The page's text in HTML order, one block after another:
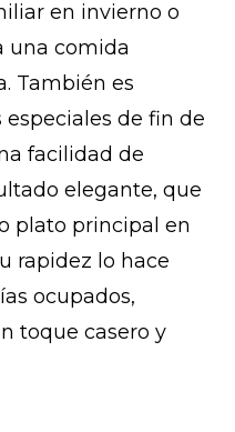
en invierno o
una comida
También es
de fin de
facilidad de
elegante, que
plato principal en
rapidez lo hace
ocupados,
toque casero y